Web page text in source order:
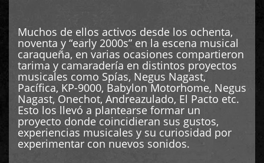
Muchos de ellos activos desde los ochenta,
noventa y “early 2000s” en la escena musical
caraqueña, en varias ocasiones compartieron
tarima y camaradería en distintos proyectos
musicales como Spías, Negus Nagast,
Pacífica, KP-9000, Babylon Motorhome, Negus
Nagast, Onechot, Andreazulado, El Pacto etc.
Esto los llevó a plantearse formar un
proyecto donde coincidieran sus gustos,
experiencias musicales y su curiosidad por
experimentar con nuevos sonidos.